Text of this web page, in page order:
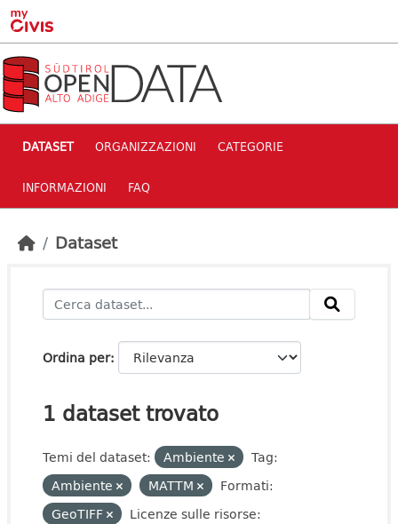
Skip to main content
DATASET ORGANIZZAZIONI CATEGORIE
INFORMAZIONI FAQ
Dataset
Ordina per
1 dataset trovato
Temi del dataset: Ambiente
Tag:
Ambiente
MATTM
Formati:
GeoTIFF
Licenze sulle risorse: